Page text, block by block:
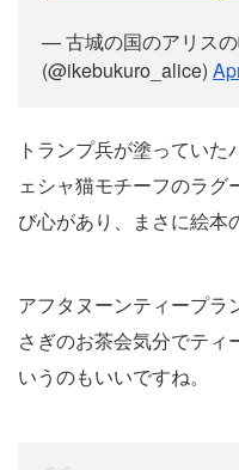
— 古城の国のアリス
(@ikebukuro_alice)
トランプ兵が塗ってい
ェシャ猫モチーフのラグ
び心があり、まさに絵本
アフタヌーンティープラ
さぎのお茶会気分でテ
いうのもいいですね。